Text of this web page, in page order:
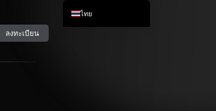
ลงทะเบียน
ไทย
English